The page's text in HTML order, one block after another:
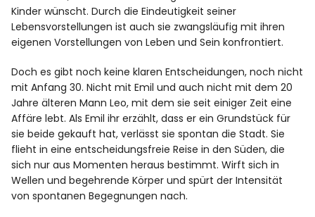
Kinder wünscht. Durch die Eindeutigkeit seiner
Lebensvorstellungen ist auch sie zwangsläufig mit ihren
eigenen Vorstellungen von Leben und Sein konfrontiert.
Doch es gibt noch keine klaren Entscheidungen, noch nicht
mit Anfang 30. Nicht mit Emil und auch nicht mit dem 20
Jahre älteren Mann Leo, mit dem sie seit einiger Zeit eine
Affäre lebt. Als Emil ihr erzählt, dass er ein Grundstück für
sie beide gekauft hat, verlässt sie spontan die Stadt. Sie
flieht in eine entscheidungsfreie Reise in den Süden, die
sich nur aus Momenten heraus bestimmt. Wirft sich in
Wellen und begehrende Körper und spürt der Intensität
von spontanen Begegnungen nach.